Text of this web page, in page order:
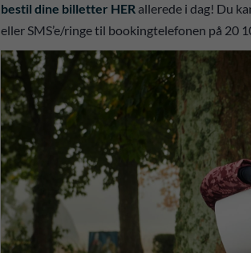
bestil dine billetter HER allerede i dag! Du
eller SMS’e/ringe til bookingtelefonen på 20